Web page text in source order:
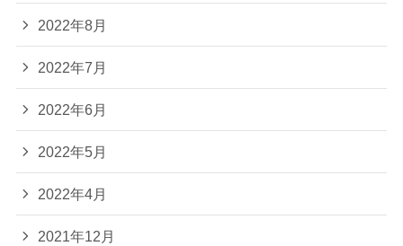
2022年8月
2022年7月
2022年6月
2022年5月
2022年4月
2021年12月